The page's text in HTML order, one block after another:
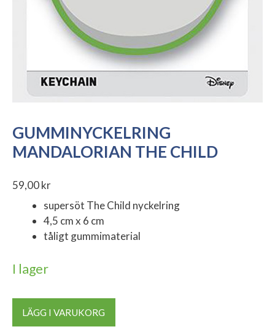
GUMMINYCKELRING
MANDALORIAN THE CHILD
59,00kr
supersöt The Child nyckelring
4,5 cm x 6 cm
tåligt gummimaterial
I lager
Gumminyckelring
Mandalorian
LÄGG I VARUKORG